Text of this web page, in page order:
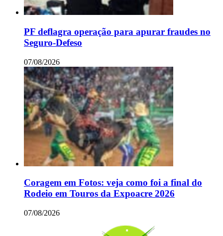
PF deflagra operação para apurar fraudes no
Seguro-Defeso
07/08/2026
Coragem em Fotos: veja como foi a final do
Rodeio em Touros da Expoacre 2026
07/08/2026